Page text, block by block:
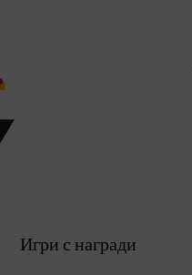
Игри с награди